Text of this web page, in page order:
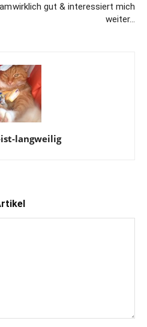
wirklich gut & interessiert mich
weiter…
langweilig